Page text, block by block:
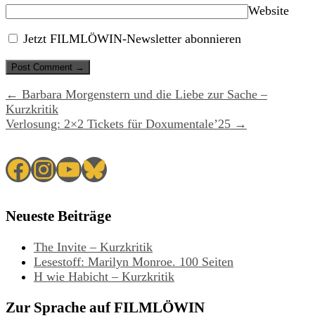
Website
Jetzt FILMLÖWIN-Newsletter abonnieren
← Barbara Morgenstern und die Liebe zur Sache –
Kurzkritik
Verlosung: 2×2 Tickets für Doxumentale’25 →
Facebook
Instagram
YouTube
Bluesky
Neueste Beiträge
The Invite – Kurzkritik
Lesestoff: Marilyn Monroe. 100 Seiten
H wie Habicht – Kurzkritik
Zur Sprache auf FILMLÖWIN